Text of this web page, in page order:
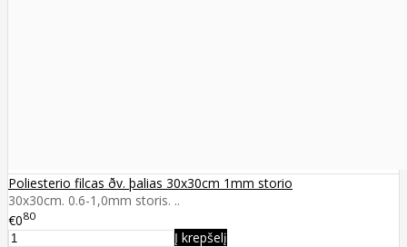
Poliesterio filcas ðv. þalias 30x30cm 1mm storio
30x30cm. 0.6-1,0mm storis. ..
€080
Į krepšelį